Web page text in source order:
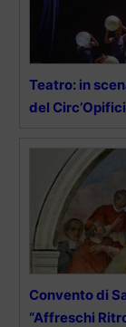
Teatro: in
del
Convento di
“Affreschi